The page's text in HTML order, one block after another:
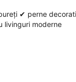
✔ perne
livinguri moderne